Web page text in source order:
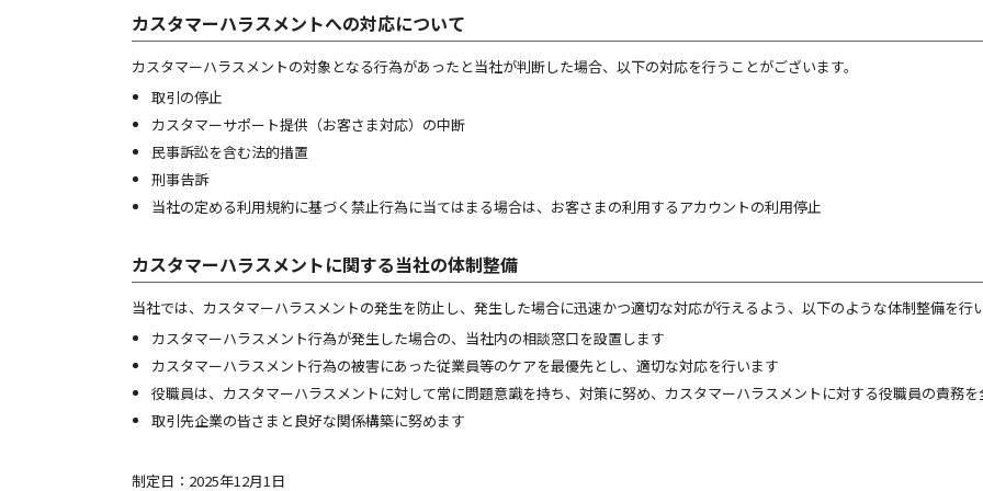
カスタマーハラスメントへの対応について
カスタマーハラスメントの対象となる行為があったと当社が判断した場合、以下の対応を行うことがございます。
取引の停止
カスタマーサポート提供（お客さま対応）の中断
民事訴訟を含む法的措置
刑事告訴
当社の定める利用規約に基づく禁止行為に当てはまる場合は、お客さまの利用するアカウントの利用停止
カスタマーハラスメントに関する当社の体制整備
当社では、カスタマーハラスメントの発生を防止し、発生した場合に迅速かつ適切な対応が行えるよう、以下のような体制整備を行い
カスタマーハラスメント行為が発生した場合の、当社内の相談窓口を設置します
カスタマーハラスメント行為の被害にあった従業員等のケアを最優先とし、適切な対応を行います
役職員は、カスタマーハラスメントに対して常に問題意識を持ち、対策に努め、カスタマーハラスメントに対する役職員の責務を
取引先企業の皆さまと良好な関係構築に努めます
制定日：2025年12月1日